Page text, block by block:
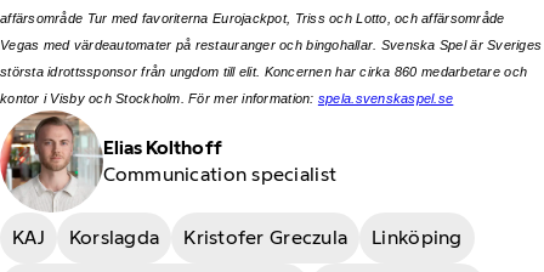
affärsområde Tur med favoriterna Eurojackpot, Triss och Lotto, och affärsområde
Vegas med värdeautomater på restauranger och bingohallar. Svenska Spel är Sveriges
största idrottssponsor från ungdom till elit. Koncernen har cirka 860 medarbetare och
kontor i Visby och Stockholm. För mer information: spela.svenskaspel.se
Communication specialist
Elias Kolthoff
KAJ Korslagda Kristofer Greczula Linköping